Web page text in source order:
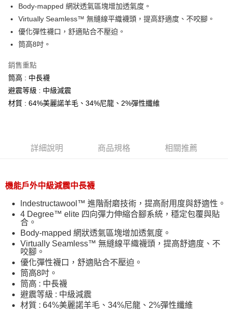
全盈+PAY
AFTEE先享後付
相關說明
AFTEE先享後付是「在收到商品之後才付款」的支付方式。 讓您購物簡單
１．簡單：不需註冊會員、不需綁卡、不需儲值。
２．便利：只要手機號碼，簡訊認證，即可結帳。
３．安心：先確認商品／服務後，再付款。
２．訂單成立數日內，您將收到繳費通知簡訊。
３．收到繳費通知簡訊後14天內，點擊此簡訊中的連結，可透過四大超商／
購買商品的店家。未經商家同意取消之訂單仍視為有效，需透過AFTEE先享
後付繳納相關費用。
※ 交易是否成功請以「AFTEE先享後付 」之結帳頁面顯示為準，若有關於
是否繳費成功／繳費後需取消欲退款等相關疑問，請聯繫「AFTEE先享後付
客戶支援中心」
https://netprotections.freshdesk.com/support/home
【注意事項】
１．透過由恩沛科技股份有限公司提供之「AFTEE先享後付」服務完成之交
易，需依本服務之必要範圍內提供個人資料，並將交易相關給付款項請求債
權轉讓予恩沛科技股份有限公司。
２．關於個人資料處理事宜，請瀏覽以下網址：
https://aftee.tw/terms/#terms3
３．未成年的使用者請事先徵得法定代理人或監護人之同意方可使用
「AFTEE先享後付」，若未經同意申辦者引起之損失，本公司不負相關責
任。
ATM付款
運送方式
全家取貨付款
每筆NT$60，滿NT$599(含以上)免運費
每筆NT$60，滿NT$799(含以上)免運費
付款後萊爾富取貨
每筆NT$60，滿NT$799(含以上)免運費
7-11取貨付款
每筆NT$60，滿NT$799(含以上)免運費
付款後7-11取貨
每筆NT$60，滿NT$799(含以上)免運費
宅配
每筆NT$70，滿NT$799(含以上)免運費
Body-mapped 網狀透氣區塊增加透氣度。
Virtually Seamless™ 無縫線平織襪頭，提高舒適度、不咬腳。
優化彈性襪口，舒適貼合不壓迫。
筒高8吋。
銷售重點
筒高 : 中長襪
避震等級 : 中級減震
材質 : 64%美麗諾羊毛、34%尼龍、2%彈性纖維
詳細說明 商品規格 相關推薦
機能戶外中級減震中長襪
lndestructawool™ 進階耐磨技術，提高耐用度與舒適性。
4 Degree™ elite 四向彈力伸縮合腳系統，穩定包覆與貼
合。
Body-mapped 網狀透氣區塊增加透氣度。
Virtually Seamless™ 無縫線平織襪頭，提高舒適度、不
咬腳。
優化彈性襪口，舒適貼合不壓迫。
筒高8吋。
筒高 : 中長襪
避震等級 : 中級減震
材質 : 64%美麗諾羊毛、34%尼龍、2%彈性纖維